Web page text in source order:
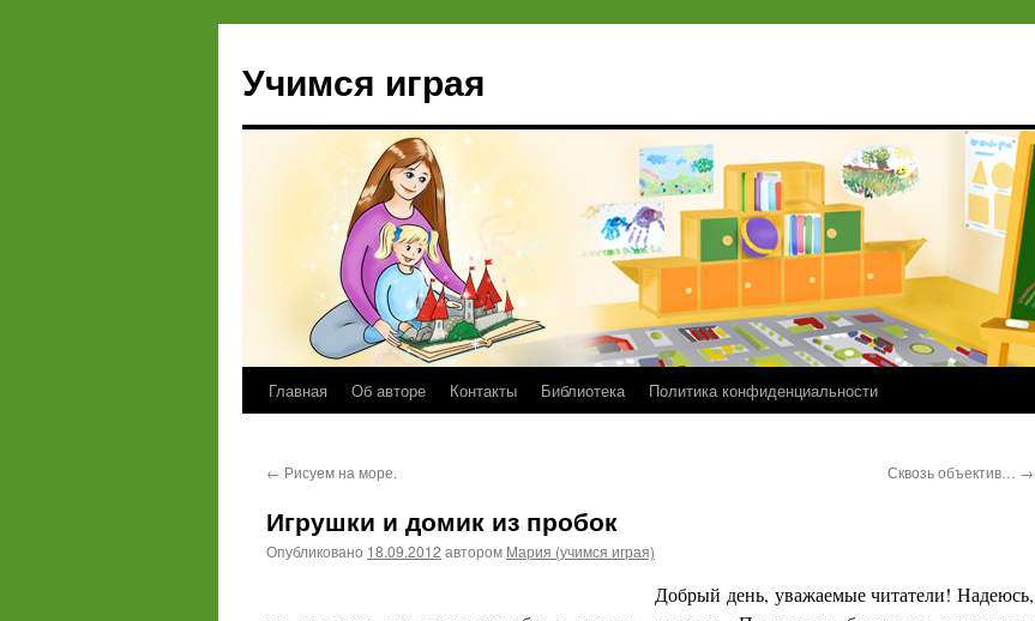
Учимся играя
Перейти
содержимому
Главная Об авторе Контакты Библиотека Политика конфиденциальности
← Рисуем на море. Сквозь объектив… →
Игрушки и домик из пробок
Опубликовано 18.09.2012 автором Мария (учимся играя)
Добрый день, уважаемые читатели! Надеюсь,